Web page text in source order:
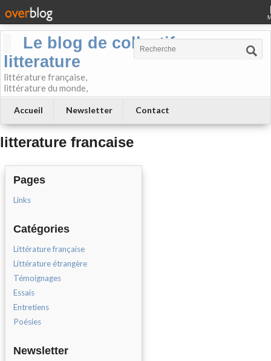
Le blog de collectif-
litterature
littérature française,
littérature du monde,
Accueil Newsletter Contact
litterature francaise
Pages
Links
Catégories
Littérature française
Littérature étrangère
Témoignages
Essais
Entretiens
Poésies
Newsletter